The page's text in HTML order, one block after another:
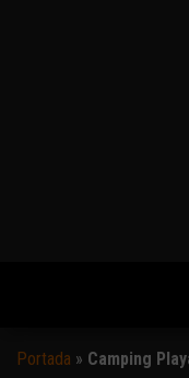
Portada » Camping